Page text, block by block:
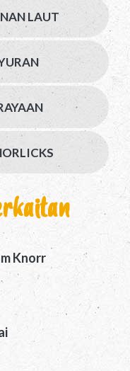
LAUT
Knorr